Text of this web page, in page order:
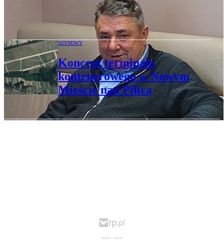
Polskie owoce w kontenerach podbiją
SZYNOWY
Koncept terminala
kontenerowego w Nowym
Mieście nad Pilicą